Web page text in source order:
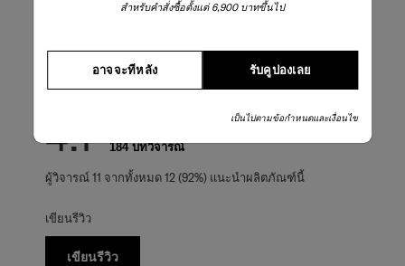
สำหรับคำสั่งซื้อตั้งแต่ 6,900 บาทขึ้นไป
รับคูปองเลย
อาจจะทีหลัง
เป็นไปตามข้อกำหนดและเงื่อนไข
คะแนนรวม
4.1 184 บทวิจารณ์
ผู้วิจารณ์ 11 จากทั้งหมด 12 (92%) แนะนำผลิตภัณฑ์นี้
เขียนรีวิว
เขียนรีวิว